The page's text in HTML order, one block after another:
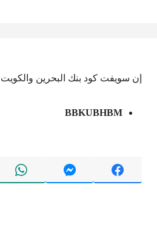
إن سويفت كود بنك البحرين
BBKUBHBM